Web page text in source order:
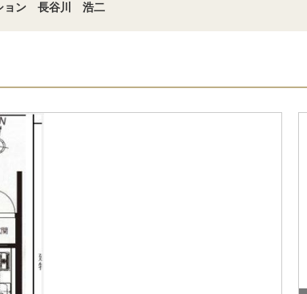
ョン 長谷川 浩二